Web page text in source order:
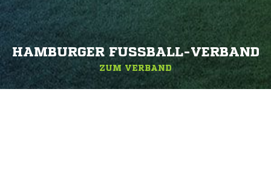
HAMBURGER FUSSBALL-VERBAND
ZUM VERBAND